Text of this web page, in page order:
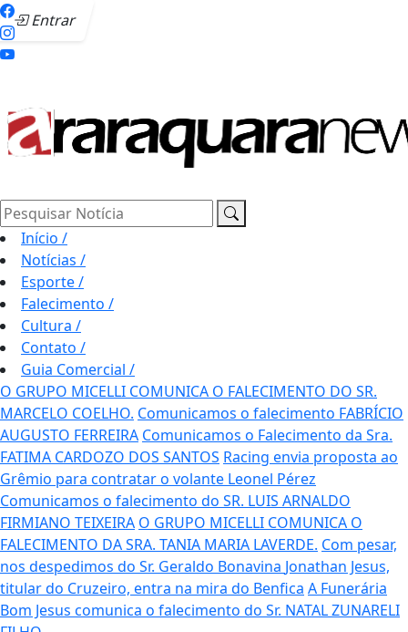
Entrar
Pesquisar Notícia
Início /
Notícias /
Esporte/
Falecimento /
Cultura /
Contato /
Guia Comercial /
O GRUPO MICELLI COMUNICA O FALECIMENTO DO SR.
MARCELO COELHO. Comunicamos o falecimento FABRÍCIO
AUGUSTO FERREIRA Comunicamos o Falecimento da Sra.
FATIMA CARDOZO DOS SANTOS Racing envia proposta ao
Grêmio para contratar o volante Leonel Pérez
Comunicamos o falecimento do SR. LUIS ARNALDO
FIRMIANO TEIXEIRA O GRUPO MICELLI COMUNICA O
FALECIMENTO DA SRA. TANIA MARIA LAVERDE. Com pesar,
nos despedimos do Sr. Geraldo Bonavina Jonathan Jesus,
titular do Cruzeiro, entra na mira do Benfica A Funerária
Bom Jesus comunica o falecimento do Sr. NATAL ZUNARELI